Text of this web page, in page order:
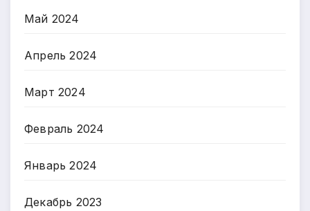
Май 2024
Апрель 2024
Март 2024
Февраль 2024
Январь 2024
Декабрь 2023